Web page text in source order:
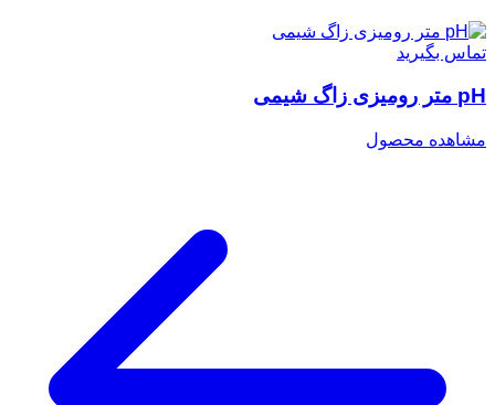
تماس بگیرید
pH متر رومیزی زاگ شیمی
مشاهده محصول